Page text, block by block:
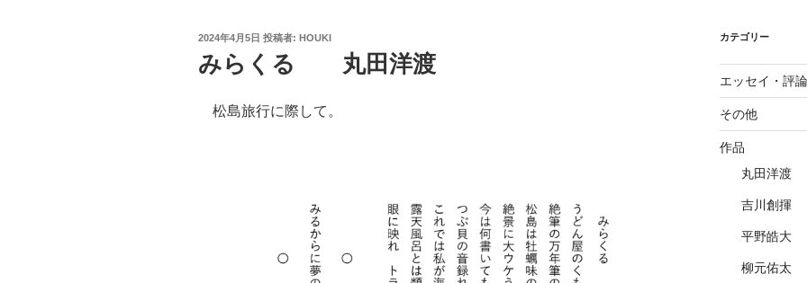
投
日:
2024年4月5日 投稿者: HOUKI
みらくる 丸田洋渡
松島旅行に際して。
カテゴリー
エッセイ・評論
その他
作品
丸田洋渡
吉川創揮
平野皓大
柳元佑太